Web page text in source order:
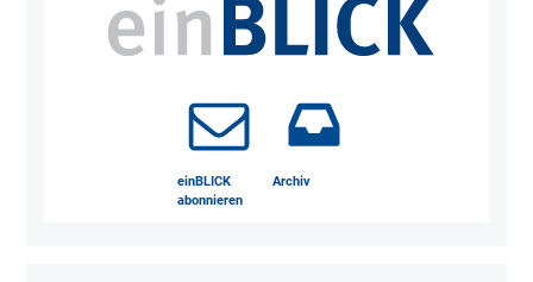
einBLICK
abonnieren
Archiv